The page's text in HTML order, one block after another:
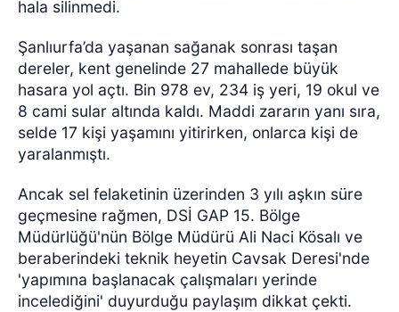
hala silinmedi.
Şanlıurfa’da yaşanan sağanak sonrası taşan
dereler, kent genelinde 27 mahallede büyük
hasara yol açtı. Bin 978 ev, 234 iş yeri, 19 okul ve
8 cami sular altında kaldı. Maddi zararın yanı sıra,
selde 17 kişi yaşamını yitirirken, onlarca kişi de
yaralanmıştı.
Ancak sel felaketinin üzerinden 3 yılı aşkın süre
geçmesine rağmen, DSİ GAP 15. Bölge
Müdürlüğü'nün Bölge Müdürü Ali Naci Kösalı ve
beraberindeki teknik heyetin Cavsak Deresi'nde
'yapımına başlanacak çalışmaları yerinde
incelediğini' duyurduğu paylaşım dikkat çekti.